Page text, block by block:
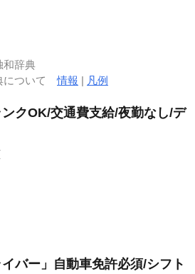
和辞典
について情報 | 凡例
クOK/交通費支給/夜勤なし/デ
イバー」自動車免許必須/シフト